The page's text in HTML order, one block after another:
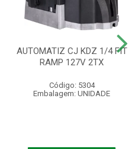
AUTOMATIZ CJ KDZ 1/4 FIT
RAMP 127V 2TX
Código: 5304
Embalagem: UNIDADE